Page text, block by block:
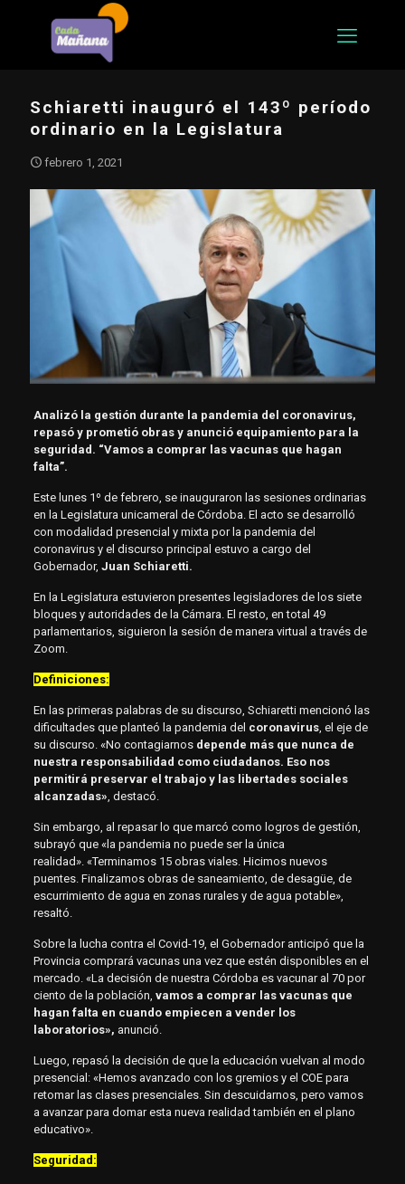
Schiaretti inauguró el 143º período
ordinario en la Legislatura
febrero 1, 2021
Analizó la gestión durante la pandemia del coronavirus,
repasó y prometió obras y anunció equipamiento para la
seguridad. “Vamos a comprar las vacunas que hagan
falta”.
Este lunes 1º de febrero, se inauguraron las sesiones ordinarias
en la Legislatura unicameral de Córdoba. El acto se desarrolló
con modalidad presencial y mixta por la pandemia del
coronavirus y el discurso principal estuvo a cargo del
Gobernador, Juan Schiaretti.
En la Legislatura estuvieron presentes legisladores de los siete
bloques y autoridades de la Cámara. El resto, en total 49
parlamentarios, siguieron la sesión de manera virtual a través de
Zoom.
Definiciones:
En las primeras palabras de su discurso, Schiaretti mencionó las
dificultades que planteó la pandemia del coronavirus, el eje de
su discurso. «No contagiarnos depende más que nunca de
nuestra responsabilidad como ciudadanos. Eso nos
permitirá preservar el trabajo y las libertades sociales
alcanzadas», destacó.
Sin embargo, al repasar lo que marcó como logros de gestión,
subrayó que «la pandemia no puede ser la única
realidad». «Terminamos 15 obras viales. Hicimos nuevos
puentes. Finalizamos obras de saneamiento, de desagüe, de
escurrimiento de agua en zonas rurales y de agua potable»,
resaltó.
Sobre la lucha contra el Covid-19, el Gobernador anticipó que la
Provincia comprará vacunas una vez que estén disponibles en el
mercado. «La decisión de nuestra Córdoba es vacunar al 70 por
ciento de la población, vamos a comprar las vacunas que
hagan falta en cuando empiecen a vender los
laboratorios», anunció.
Luego, repasó la decisión de que la educación vuelvan al modo
presencial: «Hemos avanzado con los gremios y el COE para
retomar las clases presenciales. Sin descuidarnos, pero vamos
a avanzar para domar esta nueva realidad también en el plano
educativo».
Seguridad: